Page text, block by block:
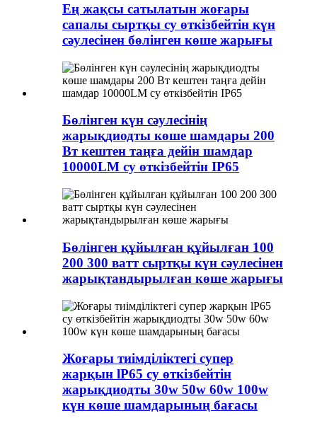
Ең жақсы сатылатын жоғары
сапалы сыртқы су өткізбейтін күн
сәулесінен бөлінген көше жарығы
Бөлінген күн сәулесінің
жарықдиодты көше шамдары 200
Вт кештен таңға дейін шамдар
10000LM су өткізбейтін IP65
Бөлінген құйылған құйылған 100
200 300 ватт сыртқы күн сәулесінен
жарықтандырылған көше жарығы
Жоғары тиімділіктегі супер
жарқын lP65 су өткізбейтін
жарықдиодты 30w 50w 60w 100w
күн көше шамдарының бағасы